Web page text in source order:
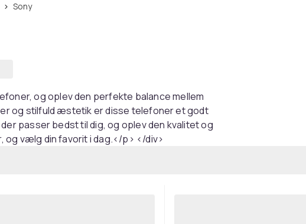
Sony
og oplev den perfekte balance mellem
og stilfuld æstetik er disse telefoner et godt
passer bedst til dig, og oplev den kvalitet og
og vælg din favorit i dag.</p> </div>